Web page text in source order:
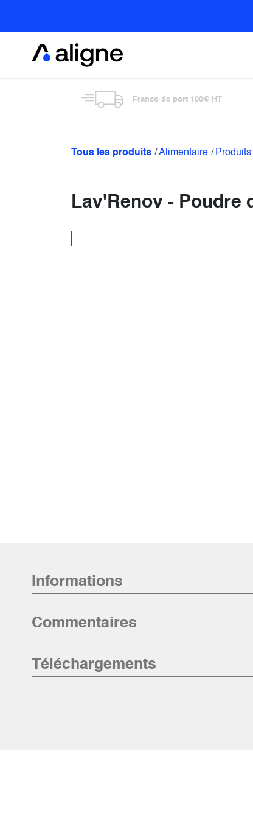
Franco de port 100€ HT
Tous les produits Alimentaire Produits
Lav'Renov - Poudre
Informations
Commentaires
Téléchargements